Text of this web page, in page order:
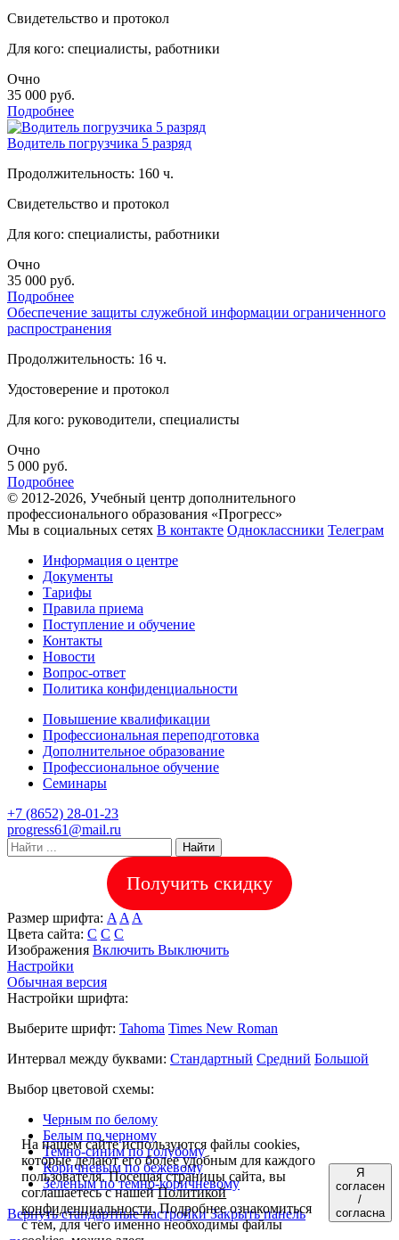
Свидетельство и протокол
Для кого: специалисты, работники
Очно
35 000 руб.
Подробнее
Водитель погрузчика 5 разряд
Продолжительность: 160 ч.
Свидетельство и протокол
Для кого: специалисты, работники
Очно
35 000 руб.
Подробнее
Обеспечение защиты служебной информации ограниченного
распространения
Продолжительность: 16 ч.
Удостоверение и протокол
Для кого: руководители, специалисты
Очно
5 000 руб.
Подробнее
© 2012-2026, Учебный центр дополнительного
профессионального образования «Прогресс»
Мы в социальных сетях В контакте Одноклассники Телеграм
Информация о центре
Документы
Тарифы
Правила приема
Поступление и обучение
Контакты
Новости
Вопрос-ответ
Политика конфиденциальности
Повышение квалификации
Профессиональная переподготовка
Дополнительное образование
Профессиональное обучение
Семинары
+7 (8652) 28-01-23
progress61@mail.ru
Найти
Получить скидку
Размер шрифта: A A A
Цвета сайта: С С С
Изображения Включить Выключить
Настройки
Обычная версия
Настройки шрифта:
Выберите шрифт: Tahoma Times New Roman
Интервал между буквами: Стандартный Средний Большой
Выбор цветовой схемы:
Черным по белому
Белым по черному
Темно-синим по голубому
Коричневым по бежевому
Зеленым по темно-коричневому
Вернуть стандартные настройки Закрыть панель
На нашем сайте используются файлы cookies,
которые делают его более удобным для каждого
пользователя. Посещая страницы сайта, вы
соглашаетесь с нашейПолитикой
конфиденциальности. Подробнее ознакомиться
с тем, для чего именно необходимы файлы
Я
согласен
/
согласна